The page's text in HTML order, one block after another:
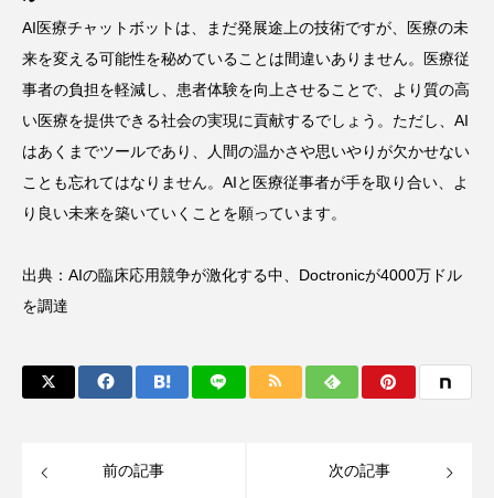
AI医療チャットボットは、まだ発展途上の技術ですが、医療の未
来を変える可能性を秘めていることは間違いありません。医療従
事者の負担を軽減し、患者体験を向上させることで、より質の高
い医療を提供できる社会の実現に貢献するでしょう。ただし、AI
はあくまでツールであり、人間の温かさや思いやりが欠かせない
ことも忘れてはなりません。AIと医療従事者が手を取り合い、よ
り良い未来を築いていくことを願っています。
出典： AIの臨床応用競争が激化する中、Doctronicが4000万ドル
を調達
前の記事 次の記事